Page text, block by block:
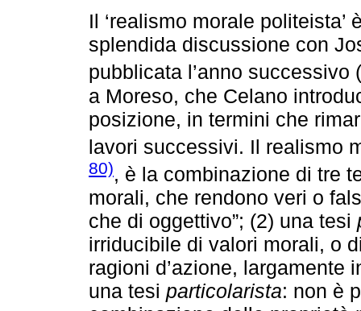
Il ‘realismo morale
splendida discussione con
pubblicata l’anno successivo (
a Moreso, che Celano
posizione, in termini che
lavori successivi. Il realismo
80), è la combinazione di tre
morali, che rendono veri o
che di oggettivo”; (2) una tesi
irriducibile di valori morali, o
ragioni d’azione, largamente
una tesi particolarista: non è